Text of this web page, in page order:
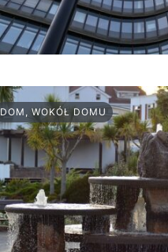
DOM, WOKÓŁ DOMU